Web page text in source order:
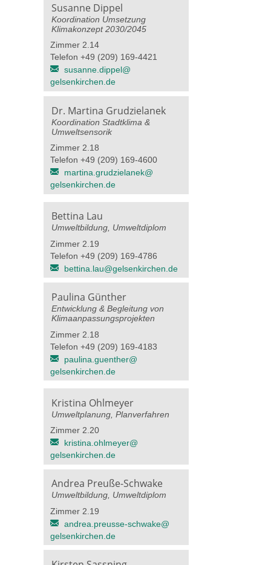
Susanne Dippel
Koordination Umsetzung
Klimakonzept 2030/2045
Zimmer 2.14
Telefon +49 (209) 169-4421
susanne.dippel@​
gelsenkirchen.de
Dr. Martina Grudzielanek
Koordination Stadtklima &
Umweltsensorik
Zimmer 2.18
Telefon +49 (209) 169-4600
martina.grudzielanek@​
gelsenkirchen.de
Bettina Lau
Umweltbildung, Umweltdiplom
Zimmer 2.19
Telefon +49 (209) 169-4786
bettina.lau@​gelsenkirchen.de
Paulina Günther
Entwicklung & Begleitung von
Klimaanpassungsprojekten
Zimmer 2.18
Telefon +49 (209) 169-4183
paulina.guenther@​
gelsenkirchen.de
Kristina Ohlmeyer
Umweltplanung, Planverfahren
Zimmer 2.20
kristina.ohlmeyer@​
gelsenkirchen.de
Andrea Preuße-Schwake
Umweltbildung, Umweltdiplom
Zimmer 2.19
andrea.preusse-schwake@​
gelsenkirchen.de